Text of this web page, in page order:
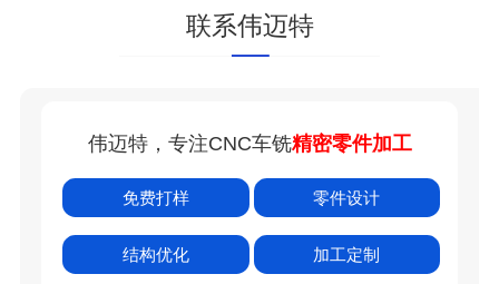
联系伟迈特
伟迈特，专注CNC车铣精密零件加工
免费打样 零件设计
结构优化 加工定制